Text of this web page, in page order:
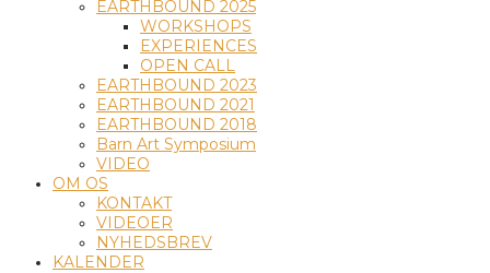
EARTHBOUND 2025
WORKSHOPS
EXPERIENCES
OPEN CALL
EARTHBOUND 2023
EARTHBOUND 2021
EARTHBOUND 2018
Barn Art Symposium
VIDEO
OM OS
KONTAKT
VIDEOER
NYHEDSBREV
KALENDER